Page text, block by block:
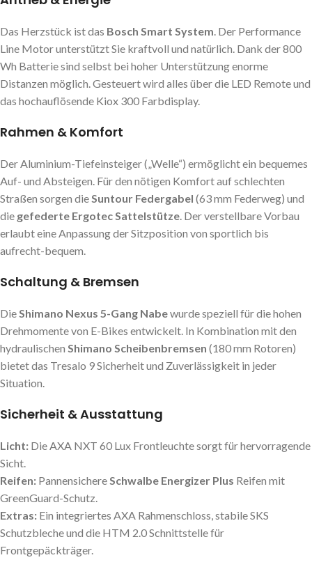
Das Herzstück ist das Bosch Smart System. Der Performance
Line Motor unterstützt Sie kraftvoll und natürlich. Dank der 800
Wh Batterie sind selbst bei hoher Unterstützung enorme
Distanzen möglich. Gesteuert wird alles über die LED Remote und
das hochauflösende Kiox 300 Farbdisplay.
Rahmen & Komfort
Der Aluminium-Tiefeinsteiger („Welle“) ermöglicht ein bequemes
Auf- und Absteigen. Für den nötigen Komfort auf schlechten
Straßen sorgen dieSuntour Federgabel (63 mm Federweg) und
die gefederte Ergotec Sattelstütze. Der verstellbare Vorbau
erlaubt eine Anpassung der Sitzposition von sportlich bis
aufrecht-bequem.
Schaltung & Bremsen
DieShimano Nexus 5-Gang Nabewurde speziell für die hohen
Drehmomente von E-Bikes entwickelt. In Kombination mit den
hydraulischen Shimano Scheibenbremsen (180 mm Rotoren)
bietet das Tresalo 9 Sicherheit und Zuverlässigkeit in jeder
Situation.
Sicherheit & Ausstattung
Licht: Die AXA NXT 60 Lux Frontleuchte sorgt für hervorragende
Sicht.
Reifen: PannensichereSchwalbe Energizer Plus Reifen mit
GreenGuard-Schutz.
Extras: Ein integriertes AXA Rahmenschloss, stabile SKS
Schutzbleche und die HTM 2.0 Schnittstelle für
Frontgepäckträger.